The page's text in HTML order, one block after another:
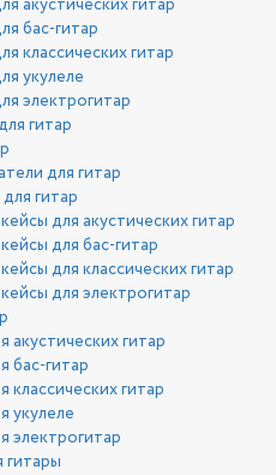
акустических гитар
бас-гитар
классических гитар
укулеле
электрогитар
гитар
для гитар
гитар
для акустических гитар
для бас-гитар
для классических гитар
для электрогитар
акустических гитар
бас-гитар
классических гитар
укулеле
электрогитар